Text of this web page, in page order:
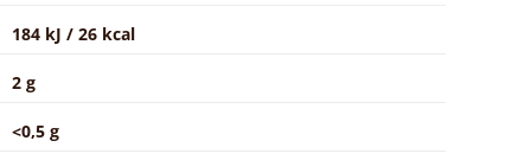
184 kJ / 26 kcal
2 g
<0,5 g